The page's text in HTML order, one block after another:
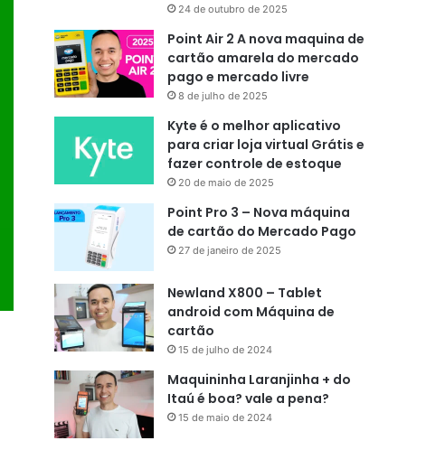
24 de outubro de 2025
Point Air 2 A nova maquina de
cartão amarela do mercado
pago e mercado livre
8 de julho de 2025
Kyte é o melhor aplicativo
para criar loja virtual Grátis e
fazer controle de estoque
20 de maio de 2025
Point Pro 3 – Nova máquina
de cartão do Mercado Pago
27 de janeiro de 2025
Newland X800 – Tablet
android com Máquina de
cartão
15 de julho de 2024
Maquininha Laranjinha + do
Itaú é boa? vale a pena?
15 de maio de 2024